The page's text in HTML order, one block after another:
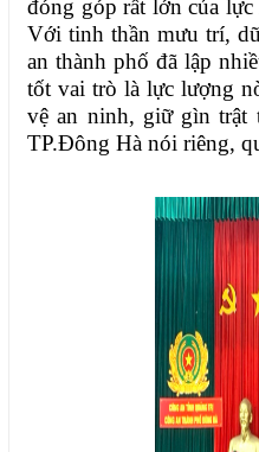
đóng góp rất lớn của
Với tinh thần mưu trí,
an thành phố đã lập
tốt vai trò là lực lượng
vệ an ninh, giữ gìn trật
TP.Đông Hà nói riêng,